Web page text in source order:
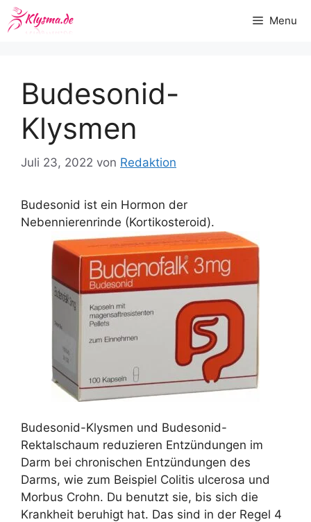
Zum
Inhalt
Menu
Budesonid-
Klysmen
Juli 23, 2022 von Redaktion
Budesonid ist ein Hormon der
Nebennierenrinde (Kortikosteroid).
Budesonid-Klysmen und Budesonid-
Rektalschaum reduzieren Entzündungen im
Darm bei chronischen Entzündungen des
Darms, wie zum Beispiel Colitis ulcerosa und
Morbus Crohn. Du benutzt sie, bis sich die
Krankheit beruhigt hat. Das sind in der Regel 4